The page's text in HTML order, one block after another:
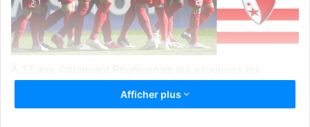
fourmis dans les jambes a inscrits trois buts de belle
facture. Malgré cette éclatante victoire, FC Sion occupe
Afficher plus